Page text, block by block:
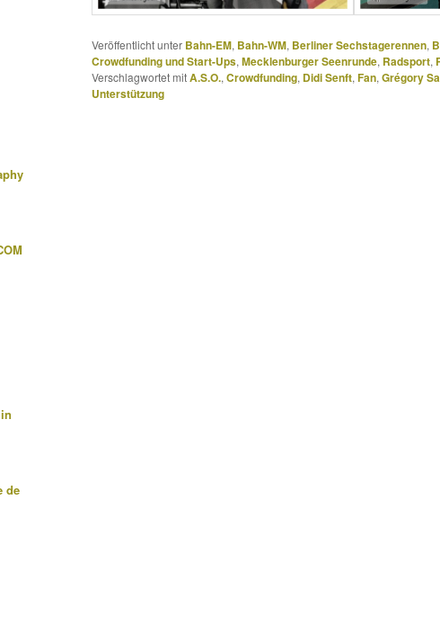
Veröffentlicht unter Bahn-EM, Bahn-WM, Berliner Sechstagerennen,
Crowdfunding und Start-Ups,Mecklenburger Seenrunde, Radsport,
Verschlagwortet mitA.S.O.,Crowdfunding, Didi Senft,Fan,Grégory
Unterstützung
de